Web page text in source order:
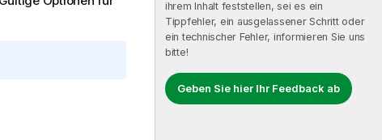
ihrem Inhalt feststellen, sei es ein
Tippfehler, ein ausgelassener Schritt oder
ein technischer Fehler, informieren Sie uns
bitte!
Geben Sie hier Ihr Feedback ab